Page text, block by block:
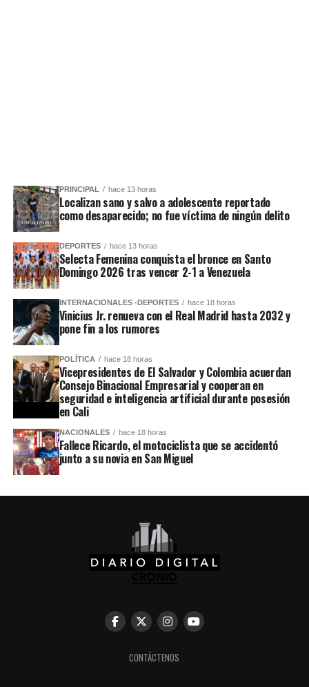
PRINCIPAL hace 13 horas
Localizan sano y salvo a adolescente reportado
como desaparecido; no fue víctima de ningún delito
DEPORTES hace 13 horas
Selecta Femenina conquista el bronce en Santo
Domingo 2026 tras vencer 2-1 a Venezuela
INTERNACIONALES -DEPORTES hace 18 horas
Vinicius Jr. renueva con el Real Madrid hasta 2032 y
pone fin a los rumores
POLÍTICA hace 18 horas
Vicepresidentes de El Salvador y Colombia acuerdan
Consejo Binacional Empresarial y cooperan en
seguridad e inteligencia artificial durante posesión
en Cali
NACIONALES hace 18 horas
Fallece Ricardo, el motociclista que se accidentó
junto a su novia en San Miguel
CONTÁCTENOS